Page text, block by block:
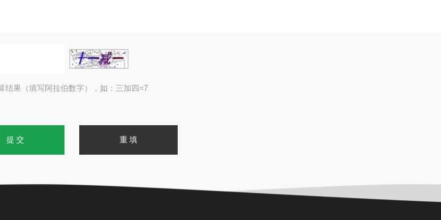
结果（填写阿拉伯数字），如：三加四=7